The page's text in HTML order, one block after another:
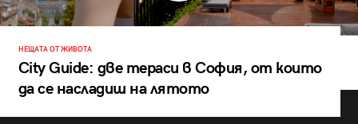
НЕЩАТА ОТ ЖИВОТА
City Guide: две тераси в София, от които
да се насладиш на лятото